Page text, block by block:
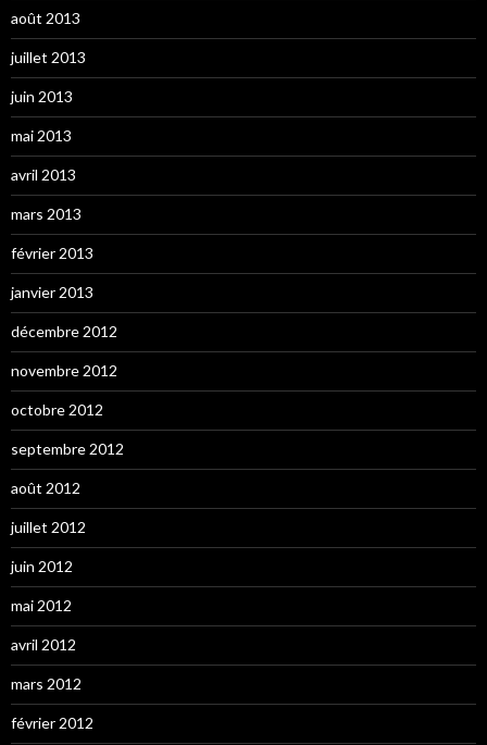
août 2013
juillet 2013
juin 2013
mai 2013
avril 2013
mars 2013
février 2013
janvier 2013
décembre 2012
novembre 2012
octobre 2012
septembre 2012
août 2012
juillet 2012
juin 2012
mai 2012
avril 2012
mars 2012
février 2012